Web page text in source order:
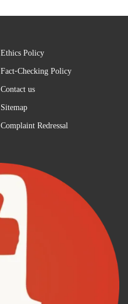
Ethics Policy
Fact-Checking Policy
Contact us
Sitemap
Complaint Redressal